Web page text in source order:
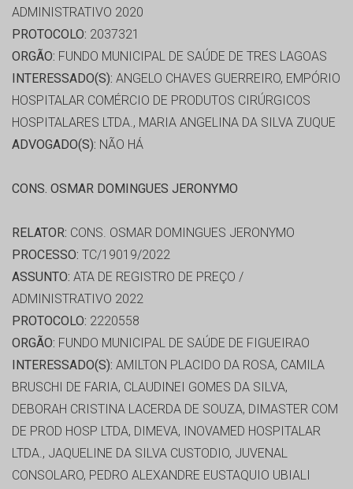
ADMINISTRATIVO 2020
PROTOCOLO: 2037321
ORGÃO: FUNDO MUNICIPAL DE SAÚDE DE TRES LAGOAS
INTERESSADO(S): ANGELO CHAVES GUERREIRO, EMPÓRIO
HOSPITALAR COMÉRCIO DE PRODUTOS CIRÚRGICOS
HOSPITALARES LTDA., MARIA ANGELINA DA SILVA ZUQUE
ADVOGADO(S): NÃO HÁ
CONS. OSMAR DOMINGUES JERONYMO
RELATOR: CONS. OSMAR DOMINGUES JERONYMO
PROCESSO: TC/19019/2022
ASSUNTO: ATA DE REGISTRO DE PREÇO /
ADMINISTRATIVO 2022
PROTOCOLO: 2220558
ORGÃO: FUNDO MUNICIPAL DE SAÚDE DE FIGUEIRAO
INTERESSADO(S): AMILTON PLACIDO DA ROSA, CAMILA
BRUSCHI DE FARIA, CLAUDINEI GOMES DA SILVA,
DEBORAH CRISTINA LACERDA DE SOUZA, DIMASTER COM
DE PROD HOSP LTDA, DIMEVA, INOVAMED HOSPITALAR
LTDA., JAQUELINE DA SILVA CUSTODIO, JUVENAL
CONSOLARO, PEDRO ALEXANDRE EUSTAQUIO UBIALI